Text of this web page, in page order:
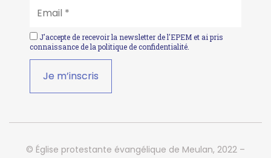
J'accepte de recevoir la newsletter de l'EPEM et ai pris
connaissance de la politique de confidentialité
© Église protestante évangélique de Meulan, 2022 –